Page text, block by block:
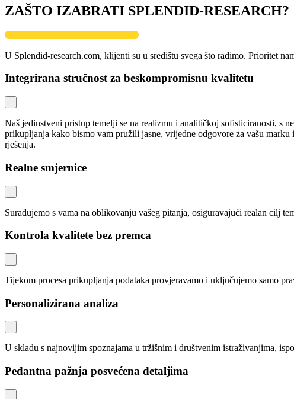
ZAŠTO IZABRATI SPLENDID-RESEARCH?
U Splendid-research.com, klijenti su u središtu svega što radimo. Prioritet
Integrirana stručnost za beskompromisnu kvalitetu
Naš jedinstveni pristup temelji se na realizmu i analitičkoj sofisticiranosti, s
prikupljanja kako bismo vam pružili jasne, vrijedne odgovore za vašu
rješenja.
Realne smjernice
Surađujemo s vama na oblikovanju vašeg pitanja, osiguravajući realan cilj
Kontrola kvalitete bez premca
Tijekom procesa prikupljanja podataka provjeravamo i uključujemo samo
Personalizirana analiza
U skladu s najnovijim spoznajama u tržišnim i društvenim istraživanjima,
Pedantna pažnja posvećena detaljima